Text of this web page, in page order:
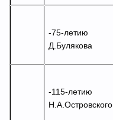
-75-летию
Д.Булякова
-115-летию
Н.А.Островского